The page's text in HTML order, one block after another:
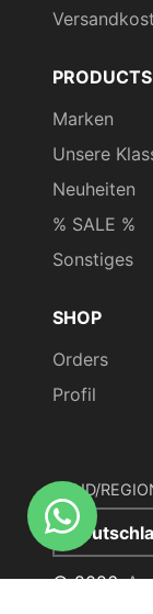
PRODUCTS
Marken
Unsere
Neuheiten
% SALE %
Sonstiges
SHOP
Orders
Profil
LAND/
© 2026,